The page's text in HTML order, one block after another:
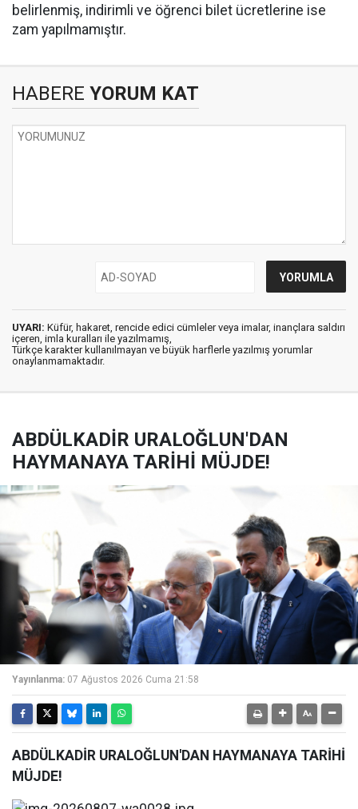
belirlenmiş, indirimli ve öğrenci bilet ücretlerine ise
zam yapılmamıştır.
HABERE YORUM KAT
UYARI: Küfür, hakaret, rencide edici cümleler veya imalar, inançlara saldırı
içeren, imla kuralları ile yazılmamış,
Türkçe karakter kullanılmayan ve büyük harflerle yazılmış yorumlar
onaylanmamaktadır.
ABDÜLKADİR URALOĞLUN'DAN
HAYMANAYA TARİHİ MÜJDE!
Yayınlanma: 07 Ağustos 2026 Cuma 21:58
ABDÜLKADİR URALOĞLUN'DAN HAYMANAYA TARİHİ
MÜJDE!